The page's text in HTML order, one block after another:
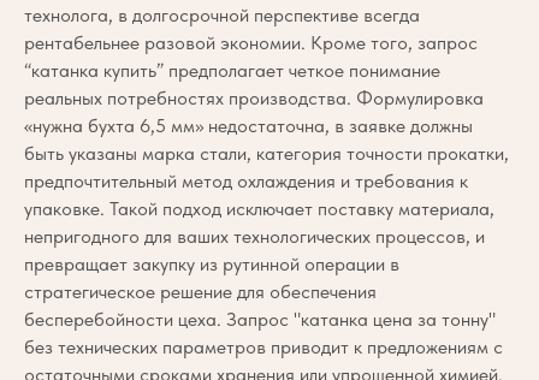
технолога, в долгосрочной перспективе всегда
рентабельнее разовой экономии. Кроме того, запрос
“катанка купить” предполагает четкое понимание
реальных потребностях производства. Формулировка
«нужна бухта 6,5 мм» недостаточна, в заявке должны
быть указаны марка стали, категория точности прокатки,
предпочтительный метод охлаждения и требования к
упаковке. Такой подход исключает поставку материала,
непригодного для ваших технологических процессов, и
превращает закупку из рутинной операции в
стратегическое решение для обеспечения
бесперебойности цеха. Запрос "катанка цена за тонну"
без технических параметров приводит к предложениям с
остаточными сроками хранения или упрощенной химией.